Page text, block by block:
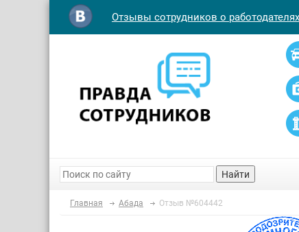
Отзывы сотрудников о
Найти
Главная Абада Отзыв №604442